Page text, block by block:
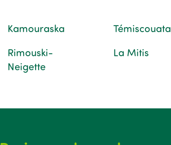
Kamouraska Témiscouata
Rimouski-
Neigette
La Mitis